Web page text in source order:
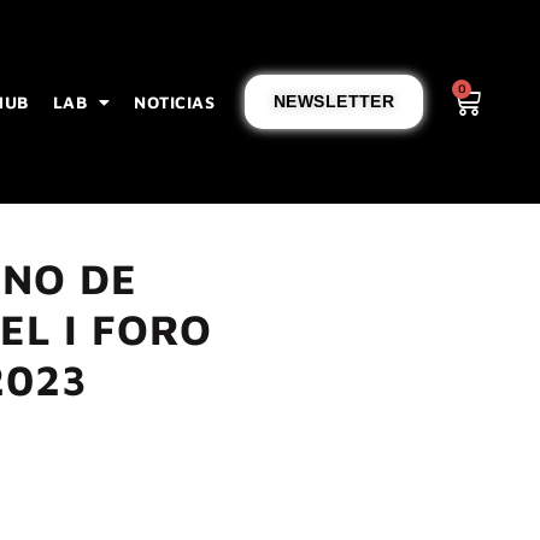
LAB NOTICIAS NEWSLETTER
0
DE
I FORO